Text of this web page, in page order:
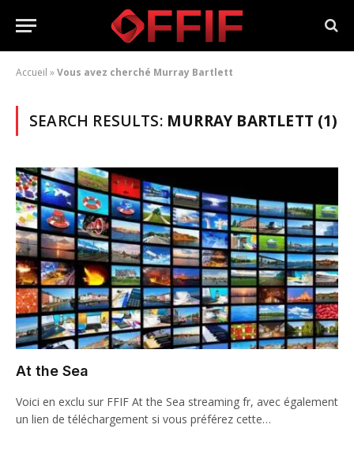
Accueil »Vous avez cherché Murray Bartlett
SEARCH RESULTS: MURRAY BARTLETT (1)
At the Sea
Voici en exclu sur FFIF At the Sea streaming fr, avec également
un lien de téléchargement si vous préférez cette…